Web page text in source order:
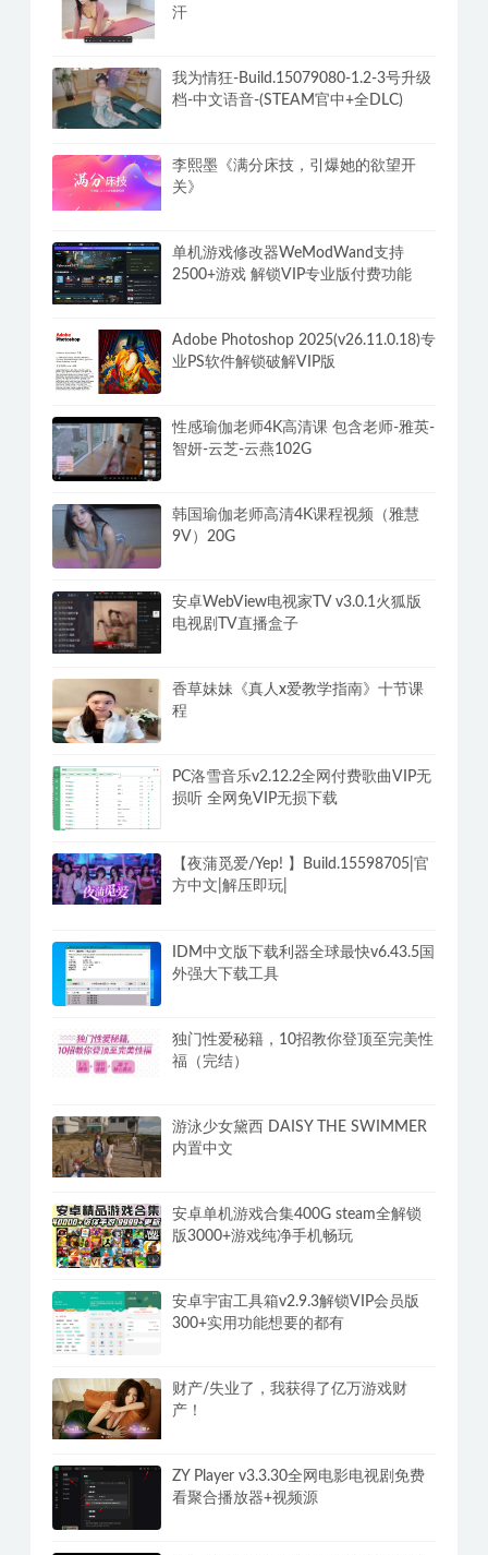
汗
我为情狂-Build.15079080-1.2-3号升级
档-中文语音-(STEAM官中+全DLC)
李熙墨《满分床技，引爆她的欲望开
关》
单机游戏修改器WeModWand支持
2500+游戏 解锁VIP专业版付费功能
Adobe Photoshop 2025(v26.11.0.18)专
业PS软件解锁破解VIP版
性感瑜伽老师4K高清课 包含老师-雅英-
智妍-云芝-云燕102G
韩国瑜伽老师高清4K课程视频（雅慧
9V）20G
安卓WebView电视家TV v3.0.1火狐版
电视剧TV直播盒子
香草妹妹《真人x爱教学指南》十节课
程
PC洛雪音乐v2.12.2全网付费歌曲VIP无
损听 全网免VIP无损下载
【夜蒲觅爱/Yep! 】Build.15598705|官
方中文|解压即玩|
IDM中文版下载利器全球最快v6.43.5国
外强大下载工具
独门性爱秘籍，10招教你登顶至完美性
福（完结）
游泳少女黛西 DAISY THE SWIMMER
内置中文
安卓单机游戏合集400G steam全解锁
版3000+游戏纯净手机畅玩
安卓宇宙工具箱v2.9.3解锁VIP会员版
300+实用功能想要的都有
财产/失业了，我获得了亿万游戏财
产！
ZY Player v3.3.30全网电影电视剧免费
看聚合播放器+视频源